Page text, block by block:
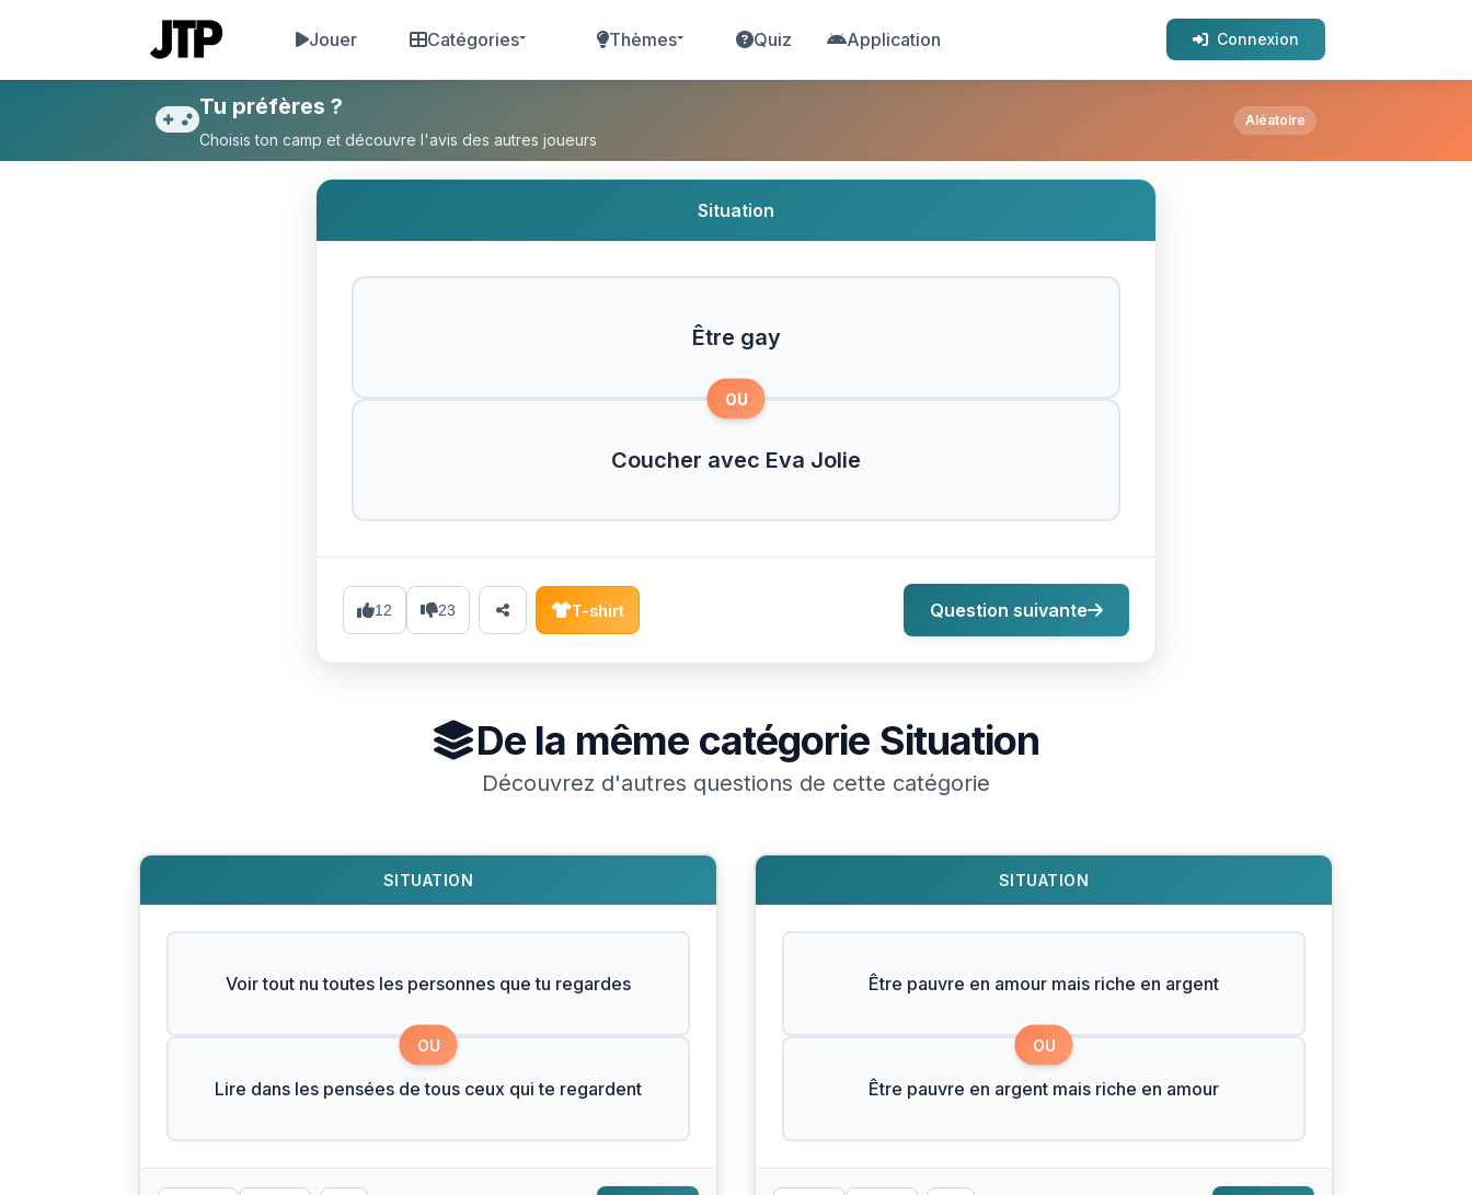
Jouer Catégories Thèmes Quiz Application Connexion
Tu préfères Être gay ou Coucher avec Eva Jolie ?
Tu préfères ?
Choisis ton camp et découvre l'avis des autres joueurs
Aléatoire
Situation
Être gay
OU
Coucher avec Eva Jolie
12 23 T-shirt Question suivante
De la même catégorie Situation
Découvrez d'autres questions de cette catégorie
SITUATION
Voir tout nu toutes les personnes que tu regardes
OU
Lire dans les pensées de tous ceux qui te regardent
SITUATION
Être pauvre en amour mais riche en argent
OU
Être pauvre en argent mais riche en amour